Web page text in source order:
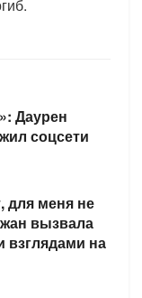
Даурен
соцсети
для меня не
вызвала
взглядами на